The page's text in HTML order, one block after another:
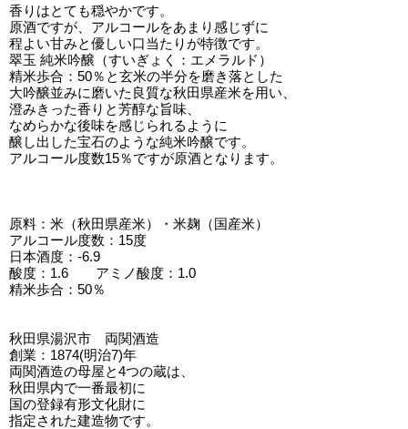
香りはとても穏やかです。
原酒ですが、アルコールをあまり感じずに
程よい甘みと優しい口当たりが特徴です。
翠玉 純米吟醸（すいぎょく：エメラルド）
精米歩合：50％と玄米の半分を磨き落とした
大吟醸並みに磨いた良質な秋田県産米を用い、
澄みきった香りと芳醇な旨味、
なめらかな後味を感じられるように
醸し出した宝石のような純米吟醸です。
アルコール度数15％ですが原酒となります。
原料：米（秋田県産米）・米麹（国産米）
アルコール度数：15度
日本酒度：-6.9
酸度：1.6 アミノ酸度：1.0
精米歩合：50％
秋田県湯沢市 両関酒造
創業：1874(明治7)年
両関酒造の母屋と4つの蔵は、
秋田県内で一番最初に
国の登録有形文化財に
指定された建造物です。